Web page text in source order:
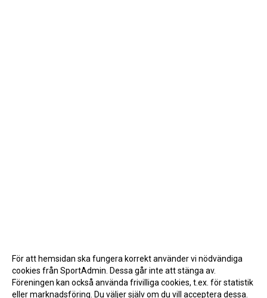
För att hemsidan ska fungera korrekt använder vi nödvändiga
cookies från SportAdmin. Dessa går inte att stänga av.
Föreningen kan också använda frivilliga cookies, t.ex. för statistik
eller marknadsföring. Du väljer själv om du vill acceptera dessa.